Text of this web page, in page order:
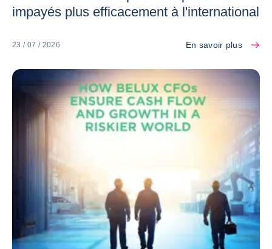
impayés plus efficacement à l'international
23 / 07 / 2026 En savoir plus